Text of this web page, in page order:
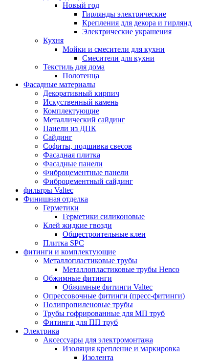
Новый год
Гирлянды электрические
Крепления для декора и гирлянд
Электрические украшения
Кухня
Мойки и смесители для кухни
Смесители для кухни
Текстиль для дома
Полотенца
Фасадные материалы
Декоративный кирпич
Искуственный камень
Комплектующие
Металлический сайдинг
Панели из ДПК
Сайдинг
Софиты, подшивка свесов
Фасадная плитка
Фасадные панели
Фиброцементные панели
Фиброцементный сайдинг
фильтры Valtec
Финишная отделка
Герметики
Герметики силиконовые
Клей жидкие гвозди
Общестроительные клеи
Плитка SPC
фитинги и комплектующие
Металлопластиковые трубы
Металлопластиковые трубы Henco
Обжимные фитинги
Обжимные фитинги Valtec
Опрессовочные фитинги (пресс-фитинги)
Полипропиленовые трубы
Трубы гофрированные для МП труб
Фитинги для ПП труб
Электрика
Аксессуары для электромонтажа
Изоляция крепление и маркировка
Изолента